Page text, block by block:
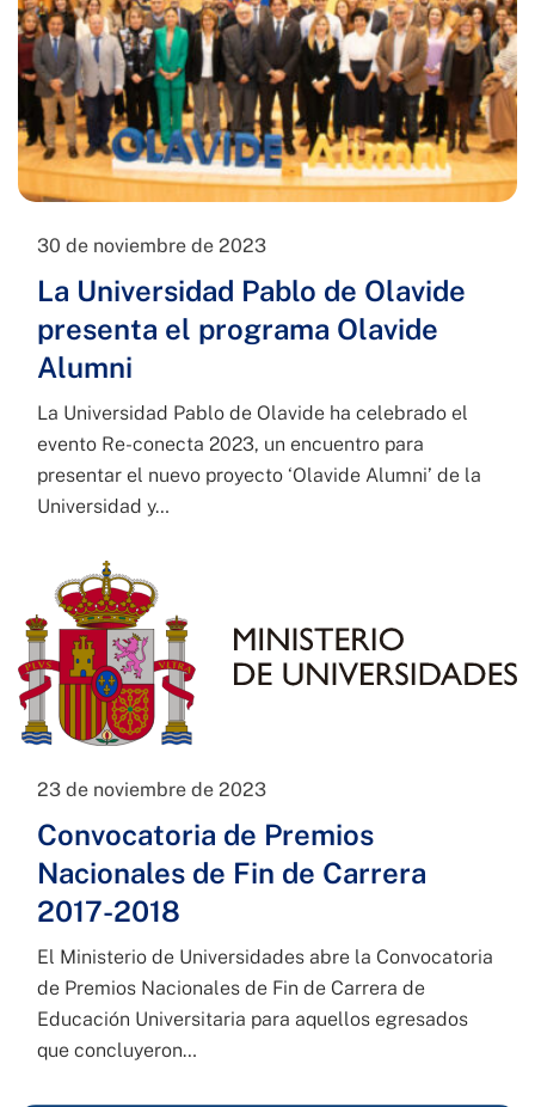
30 de noviembre de 2023
La Universidad Pablo de Olavide
presenta el programa Olavide
Alumni
La Universidad Pablo de Olavide ha celebrado el
evento Re-conecta 2023, un encuentro para
presentar el nuevo proyecto ‘Olavide Alumni’ de la
Universidad y…
23 de noviembre de 2023
Convocatoria de Premios
Nacionales de Fin de Carrera
2017-2018
El Ministerio de Universidades abre la Convocatoria
de Premios Nacionales de Fin de Carrera de
Educación Universitaria para aquellos egresados
que concluyeron…